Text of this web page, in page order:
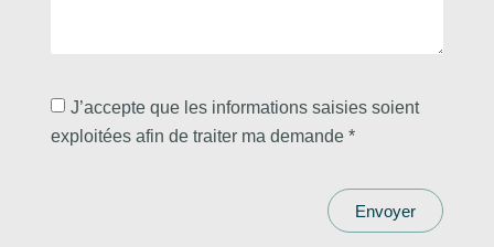
J’accepte que les informations saisies soient
exploitées afin de traiter ma demande *
Envoyer